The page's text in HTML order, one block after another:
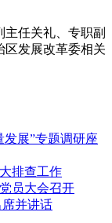
主任关礼、专职副
区发展改革委相关
展”专题调研座
排查工作
员大会召开
并讲话